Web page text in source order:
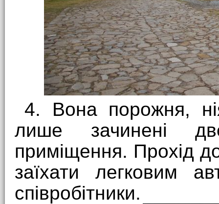
4. Вона порожня,
лише зачинені
приміщення. Прохід
заїхати легковим
співробітники.